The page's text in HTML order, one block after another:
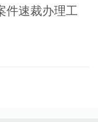
件速裁办理工